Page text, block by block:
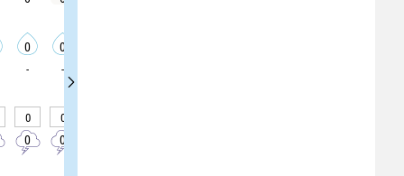
0 0
- -
0 0
0 0